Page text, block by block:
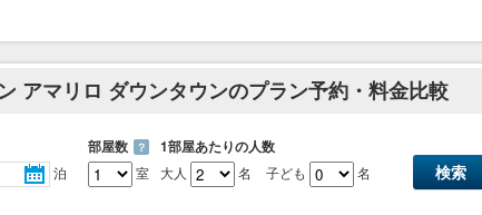
アマリロ ダウンタウンのプラン予約・料金比較
泊
部屋数 ？
室
1部屋あたりの人数
大人 名 子ども 名